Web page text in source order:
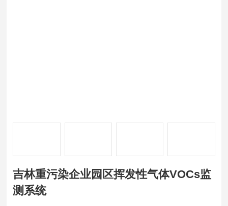
吉林重污染企业园区挥发性气体VOCs监
测系统